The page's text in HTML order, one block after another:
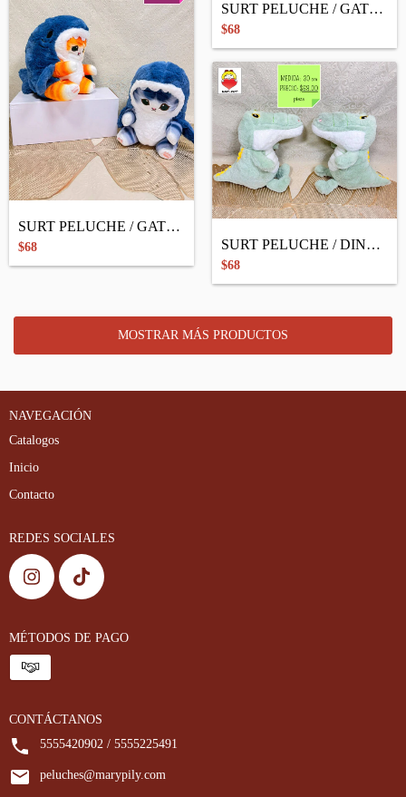
SURT PELUCHE / GATO OREJITAS
$68
SURT PELUCHE / GATO DISFRAZ
$68 SURT PELUCHE / DINO PATITAS
$68
MOSTRAR MÁS PRODUCTOS
NAVEGACIÓN
Catalogos
Inicio
Contacto
REDES SOCIALES
MÉTODOS DE PAGO
CONTÁCTANOS
5555420902 / 5555225491
peluches@marypily.com